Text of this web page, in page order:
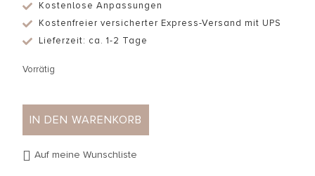
Kostenlose Anpassungen
Kostenfreier versicherter Express-Versand mit UPS
Lieferzeit: ca. 1-2 Tage
Vorrätig
IN DEN WARENKORB
Auf meine Wunschliste